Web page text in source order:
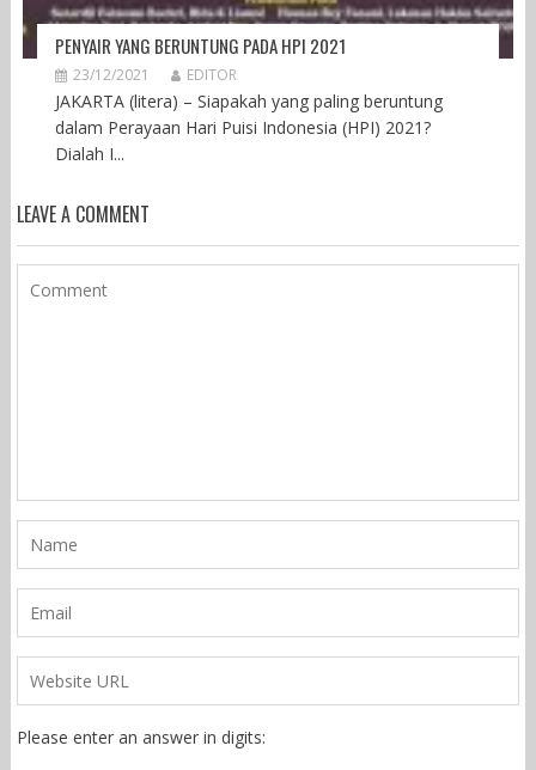
PENYAIR YANG BERUNTUNG PADA HPI 2021
23/12/2021 EDITOR
JAKARTA (litera) – Siapakah yang paling beruntung
dalam Perayaan Hari Puisi Indonesia (HPI) 2021?
Dialah I...
LEAVE A COMMENT
Please enter an answer in digits: